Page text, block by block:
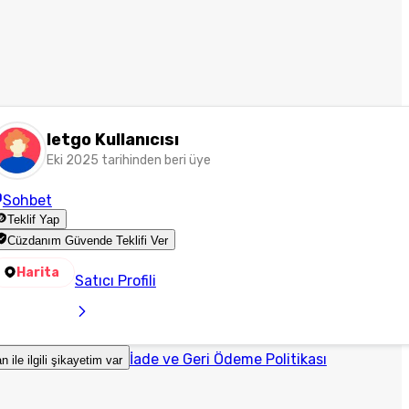
letgo Kullanıcısı
Eki 2025 tarihinden beri üye
Sohbet
Teklif Yap
Cüzdanım Güvende Teklifi Ver
Harita Satıcı Profili
ile ilgili şikayetim var İade ve Geri Ödeme Politikası